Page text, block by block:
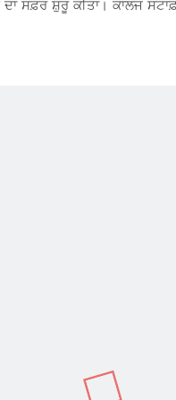
ਸਫ਼ਰ ਸ਼ੁਰੂ ਕੀਤਾ। ਕਾਲਜ